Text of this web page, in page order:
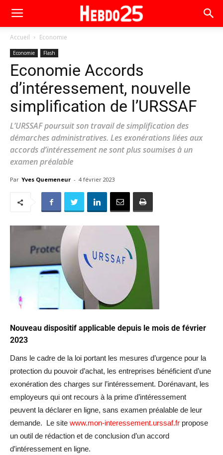
Accueil Economie
Economie Flash
Economie Accords
d’intéressement, nouvelle
simplification de l’URSSAF
L’URSSAF poursuit son travail de simplification des
démarches administratives. Les exonérations liées aux
accords d’intéressement ne sont plus soumises à un
examen préalable
Par Yves Quemeneur - 4 février 2023
Nouveau dispositif applicable depuis le mois de février
2023
Dans le cadre de la loi portant les mesures d’urgence pour la
protection du pouvoir d’achat, les entreprises bénéficient d’une
exonération des charges sur l’intéressement. Dorénavant, les
employeurs qui ont recours à la prime d’intéressement
peuvent la déclarer en ligne, sans examen préalable de leur
demande. Le site www.mon-interessement.urssaf.fr propose
un outil de rédaction et de conclusion d’un accord
d’intéressement en ligne.